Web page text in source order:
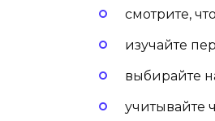
смотрите,
изучайте
выбирайте
учитывайте